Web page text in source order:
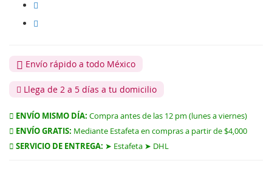
Envío rápido a todo México
Llega de 2 a 5 días a tu domicilio
ENVÍO MISMO DÍA: Compra antes de las 12 pm (lunes a viernes)
ENVÍO GRATIS: Mediante Estafeta en compras a partir de $4,000
SERVICIO DE ENTREGA: ➤ Estafeta ➤ DHL